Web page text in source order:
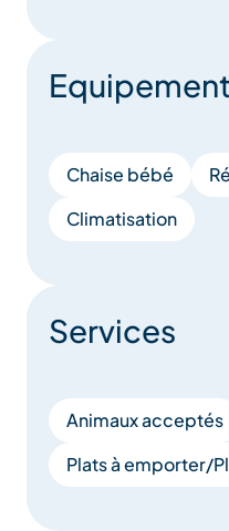
Chaise bébé
Climatisation
Services
Animaux acceptés
Plats à emporter/